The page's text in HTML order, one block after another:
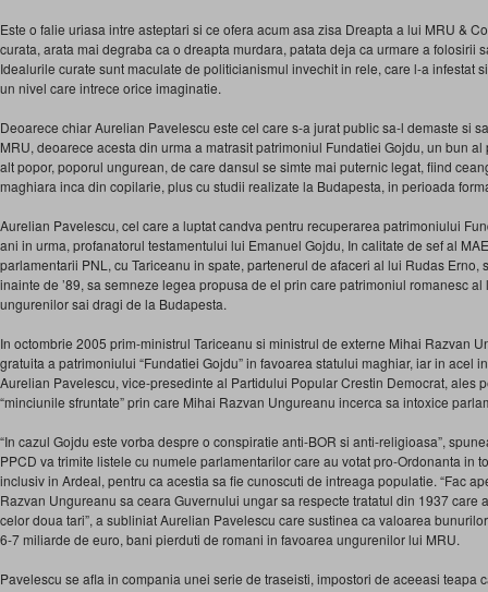
Este o falie uriasa intre asteptari si ce ofera acum asa zisa Dreapta a lui MRU &
curata, arata mai degraba ca o dreapta murdara, patata deja ca urmare a folosirii
Idealurile curate sunt maculate de politicianismul invechit in rele, care l-a infestat
un nivel care intrece orice imaginatie.
Deoarece chiar Aurelian Pavelescu este cel care s-a jurat public sa-l demaste si
MRU, deoarece acesta din urma a matrasit patrimoniul Fundatiei Gojdu, un bun
alt popor, poporul ungurean, de care dansul se simte mai puternic legat, fiind
maghiara inca din copilarie, plus cu studii realizate la Budapesta, in perioada
Aurelian Pavelescu, cel care a luptat candva pentru recuperarea patrimoniului
ani in urma, profanatorul testamentului lui Emanuel Gojdu, In calitate de sef al
parlamentarii PNL, cu Tariceanu in spate, partenerul de afaceri al lui Rudas Erno,
inainte de ’89, sa semneze legea propusa de el prin care patrimoniul romanesc
ungurenilor sai dragi de la Budapesta.
In octombrie 2005 prim-ministrul Tariceanu si ministrul de externe Mihai Razvan
gratuita a patrimoniului “Fundatiei Gojdu” in favoarea statului maghiar, iar in acel
Aurelian Pavelescu, vice-presedinte al Partidului Popular Crestin Democrat, ales
“minciunile sfruntate” prin care Mihai Razvan Ungureanu incerca sa intoxice
“In cazul Gojdu este vorba despre o conspiratie anti-BOR si anti-religioasa”,
PPCD va trimite listele cu numele parlamentarilor care au votat pro-Ordonanta in
inclusiv in Ardeal, pentru ca acestia sa fie cunoscuti de intreaga populatie. “Fac
Razvan Ungureanu sa ceara Guvernului ungar sa respecte tratatul din 1937 care
celor doua tari”, a subliniat Aurelian Pavelescu care sustinea ca valoarea
6-7 miliarde de euro, bani pierduti de romani in favoarea ungurenilor lui MRU.
Pavelescu se afla in compania unei serie de traseisti, impostori de aceeasi teapa